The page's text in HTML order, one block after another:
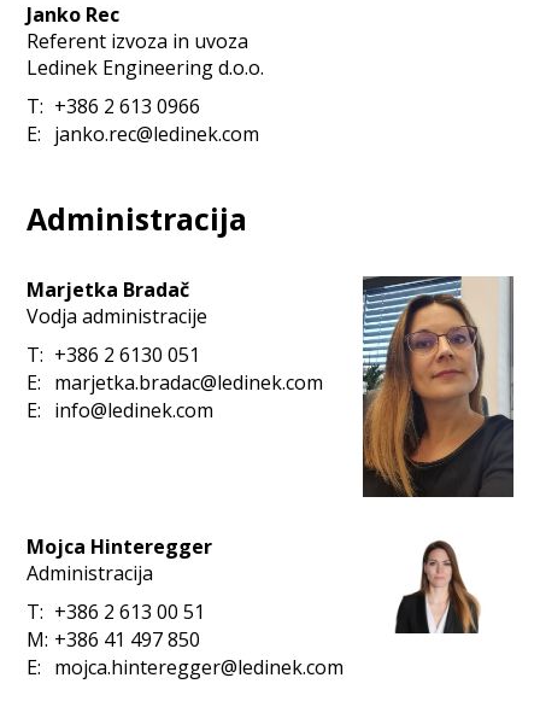
Janko Rec
Referent izvoza in uvoza
Ledinek Engineering d.o.o.
T: +386 2 613 0966
E: janko.rec@ledinek.com
Administracija
Marjetka Bradač
Vodja administracije
T: +386 2 6130 051
E: marjetka.bradac@ledinek.com
E: info@ledinek.com
Mojca Hinteregger
Administracija
T: +386 2 613 00 51
M: +386 41 497 850
E: mojca.hinteregger@ledinek.com